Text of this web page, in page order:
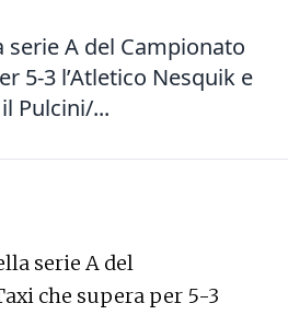
serie A del Campionato
5-3 l’Atletico Nesquik e
Pulcini/...
serie A del
che supera per 5-3